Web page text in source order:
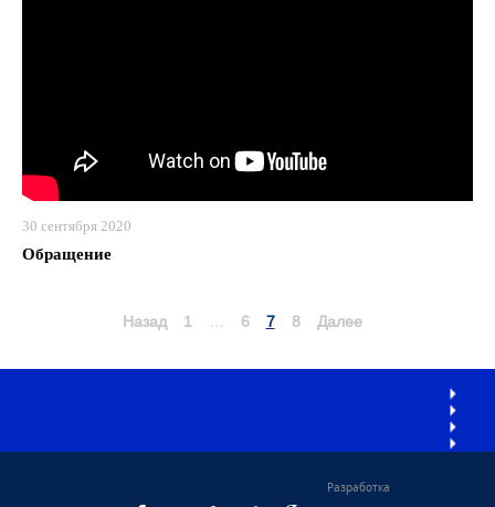
30 сентября 2020
Обращение
Назад 1 6 7 8 Далее
Разработка